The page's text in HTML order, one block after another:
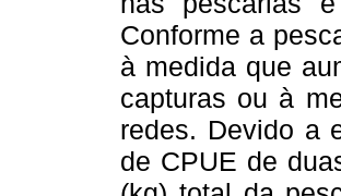
Conforme a
à medida que
capturas ou à
redes. Devido a
de CPUE de